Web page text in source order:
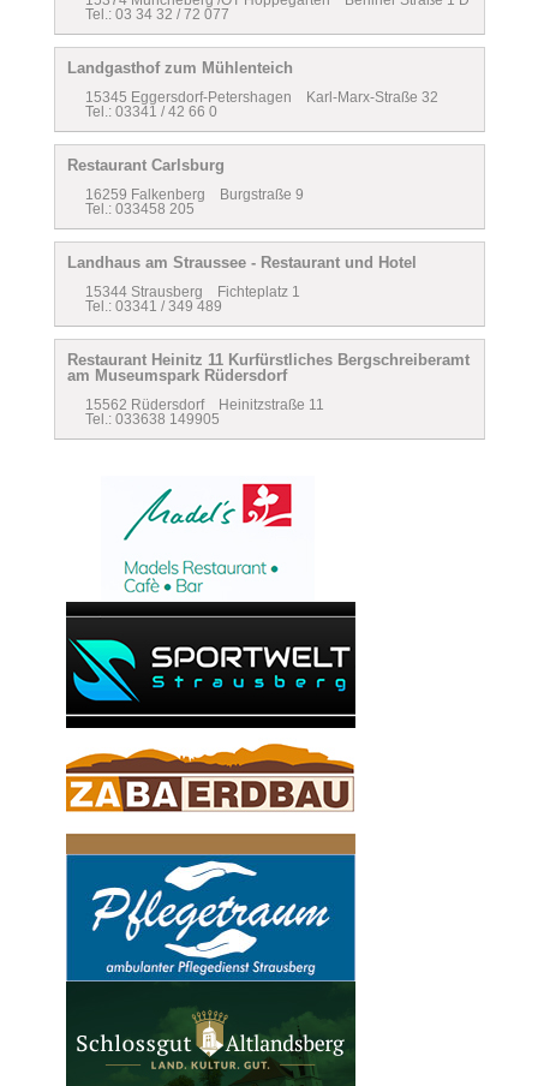
Tel.: 03 34 32 / 72 077
Landgasthof zum Mühlenteich
15345 Eggersdorf-Petershagen Karl-Marx-Straße 32
Tel.: 03341 / 42 66 0
Restaurant Carlsburg
16259 Falkenberg Burgstraße 9
Tel.: 033458 205
Landhaus am Straussee - Restaurant und Hotel
15344 Strausberg Fichteplatz 1
Tel.: 03341 / 349 489
Restaurant Heinitz 11 Kurfürstliches Bergschreiberamt
am Museumspark Rüdersdorf
15562 Rüdersdorf Heinitzstraße 11
Tel.: 033638 149905